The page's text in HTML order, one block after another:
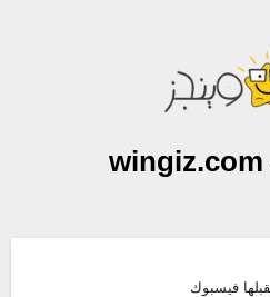
فيسبوك